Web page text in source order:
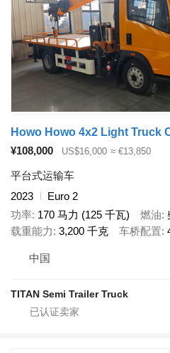
Howo Howo 4x2 Light Truck
¥108,000
US$16,000 ≈ €13,850
平台式运输车
2023
Euro 2
功率 170 马力 (125 千瓦) 燃油
载重能力 3,200 千克 车桥配置
中国
TITAN Semi Trailer Truck